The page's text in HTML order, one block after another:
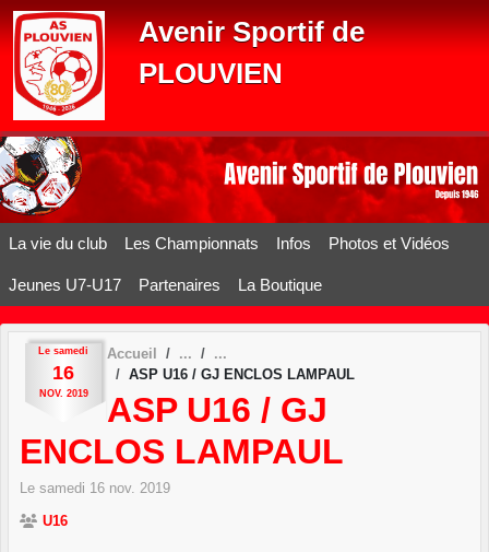
Avenir Sportif de
PLOUVIEN
La vie du club Les Championnats Infos Photos et Vidéos
Jeunes U7-U17 Partenaires La Boutique
Le samedi
16
NOV. 2019
Accueil
ASP U16 / GJ ENCLOS LAMPAUL
ASP U16 / GJ
ENCLOS LAMPAUL
Le samedi 16 nov. 2019
U16
Panneau de gestion des cookies